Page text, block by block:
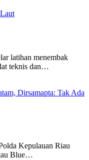
latihan menembak
teknis dan…
Dirsamapta: Tak Ada
Kepulauan Riau
Blue…